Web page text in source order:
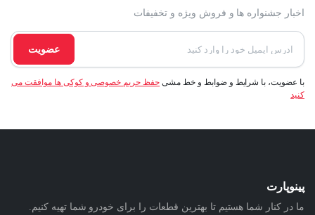
اخبار جشنواره ها و فروش ویژه و تخفیفات
عضویت
با عضویت، با شرایط و ضوابط و خط مشی حفظ حریم خصوصی و کوکی ها موافقت می
کنید
پینوپارت
ما در کنار شما هستیم تا بهترین قطعات را برای خودرو شما تهیه کنیم.